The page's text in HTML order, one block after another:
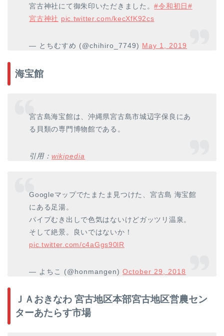
宮古神社にて御朱印いただきました。#令和初日#
宮古神社 pic.twitter.com/kecXfK92cs
— とちむすめ (@chihiro_7749) May 1, 2019
海宝館
宮古島海宝館は、沖縄県宮古島市城辺字保良にあ
る貝類の専門博物館である。
引用：wikipedia
Googleマップでたまたま見つけた、宮古島 海宝館
にある足湯。
パイプむき出しで色気はないけどガッツリ温泉。
そして絶景。良いではないか！
pic.twitter.com/c4aGgs90lR
— よちこ (@honmangen)October 29, 2018
ＪＡおきなわ 宮古地区本部宮古地区営農セン
ターあたらす市場